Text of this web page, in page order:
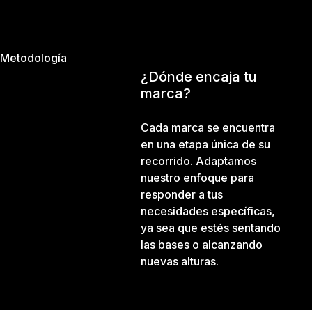
Metodología
¿Dónde encaja tu
marca?
Cada marca se encuentra
en una etapa única de su
recorrido. Adaptamos
nuestro enfoque para
responder a tus
necesidades específicas,
ya sea que estés sentando
las bases o alcanzando
nuevas alturas.